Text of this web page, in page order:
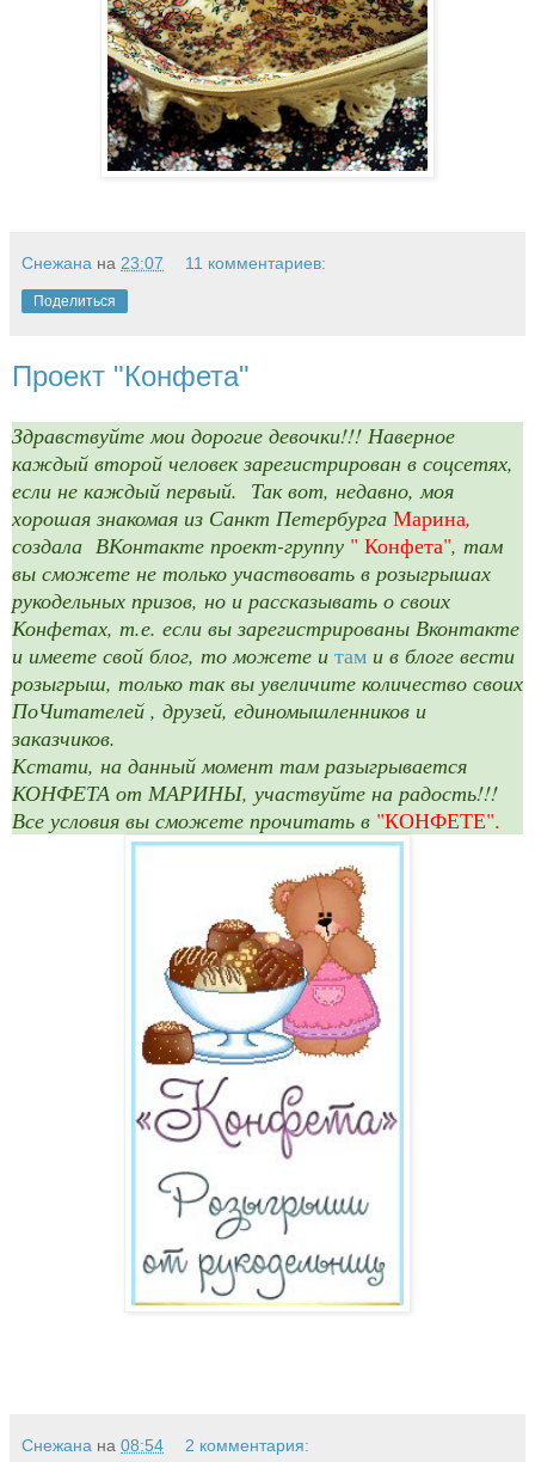
Снежана на 23:07 11 комментариев:
Поделиться
Проект "Конфета"
Здравствуйте мои дорогие девочки!!! Наверное
каждый второй человек зарегистрирован в соцсетях,
если не каждый первый. Так вот, недавно, моя
хорошая знакомая из Санкт Петербурга Марина,
создала ВКонтакте проект-группу " Конфета", там
вы сможете не только участвовать в розыгрышах
рукодельных призов, но и рассказывать о своих
Конфетах, т.е. если вы зарегистрированы Вконтакте
и имеете свой блог, то можете и там и в блоге вести
розыгрыш, только так вы увеличите количество своих
ПоЧитателей , друзей, единомышленников и
заказчиков.
Кстати, на данный момент там разыгрывается
КОНФЕТА от МАРИНЫ, участвуйте на радость!!!
Все условия вы сможете прочитать в "КОНФЕТЕ".
Снежана на 08:54 2 комментария: